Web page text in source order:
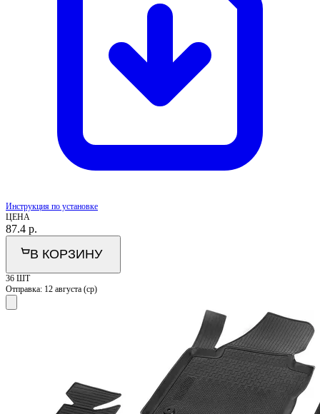
Инструкция по установке
ЦЕНА
87.4 р.
В КОРЗИНУ
36 ШТ
Отправка: 12 августа (ср)